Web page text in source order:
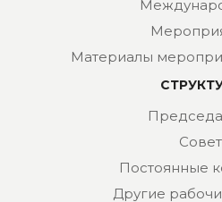
Материалы
Совет
Постоянные
Другие